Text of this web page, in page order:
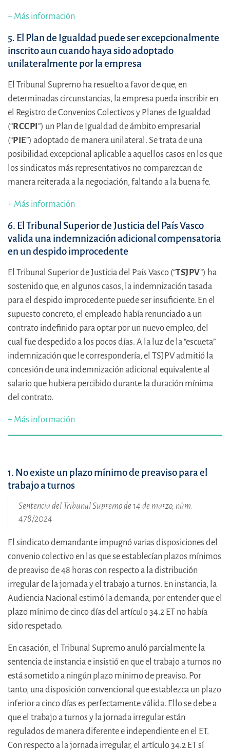
+ Más información
5. El Plan de Igualdad puede ser excepcionalmente
inscrito aun cuando haya sido adoptado
unilateralmente por la empresa
El Tribunal Supremo ha resuelto a favor de que, en
determinadas circunstancias, la empresa pueda inscribir en
el Registro de Convenios Colectivos y Planes de Igualdad
(“RCCPI ”) un Plan de Igualdad de ámbito empresarial
(“PIE”) adoptado de manera unilateral. Se trata de una
posibilidad excepcional aplicable a aquellos casos en los que
los sindicatos más representativos no comparezcan de
manera reiterada a la negociación, faltando a la buena fe.
+ Más información
6. El Tribunal Superior de Justicia del País Vasco
valida una indemnización adicional compensatoria
en un despido improcedente
El Tribunal Superior de Justicia del País Vasco (“TSJPV”) ha
sostenido que, en algunos casos, la indemnización tasada
para el despido improcedente puede ser insuficiente. En el
supuesto concreto, el empleado había renunciado a un
contrato indefinido para optar por un nuevo empleo, del
cual fue despedido a los pocos días. A la luz de la “escueta”
indemnización que le correspondería, el TSJPV admitió la
concesión de una indemnización adicional equivalente al
salario que hubiera percibido durante la duración mínima
del contrato.
+ Más información
1. No existe un plazo mínimo de preaviso para el
trabajo a turnos
Sentencia del Tribunal Supremo de 14 de marzo, núm.
478/2024
El sindicato demandante impugnó varias disposiciones del
convenio colectivo en las que se establecían plazos mínimos
de preaviso de 48 horas con respecto a la distribución
irregular de la jornada y el trabajo a turnos. En instancia, la
Audiencia Nacional estimó la demanda, por entender que el
plazo mínimo de cinco días del artículo 34.2 ET no había
sido respetado.
En casación, el Tribunal Supremo anuló parcialmente la
sentencia de instancia e insistió en que el trabajo a turnos no
está sometido a ningún plazo mínimo de preaviso. Por
tanto, una disposición convencional que establezca un plazo
inferior a cinco días es perfectamente válida. Ello se debe a
que el trabajo a turnos y la jornada irregular están
regulados de manera diferente e independiente en el ET.
Con respecto a la jornada irregular, el artículo 34.2 ET sí